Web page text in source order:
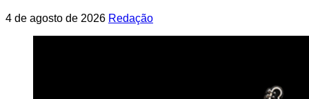
4 de agosto de 2026 Redação